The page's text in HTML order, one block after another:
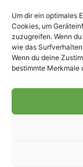
Um dir ein optimales
Cookies, um
zuzugreifen. Wenn
wie das
Wenn du deine
bestimmte Merkmale
© 2007-2026
– Alle rechte
Fohlen-Hautnah.de
offiziell
bei der Deutschen
Nationalbibliothek
auszugsweise, nur